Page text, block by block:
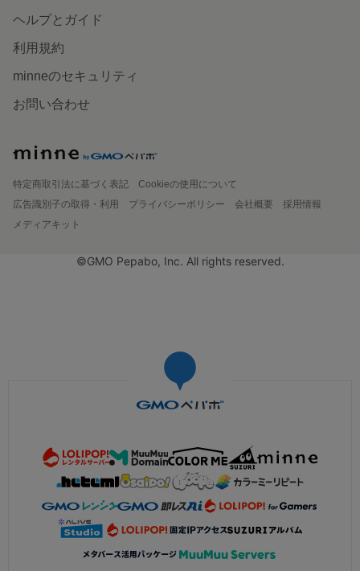
ヘルプとガイド
利用規約
minneのセキュリティ
お問い合わせ
特定商取引法に基づく表記
Cookieの使用について
広告識別子の取得・利用
プライバシーポリシー 会社概要
採用情報
メディアキット
©GMO Pepabo, Inc. All rights reserved.